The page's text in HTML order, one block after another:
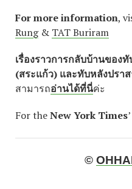
For more information,
Rung& TAT Buriram
เรื่องราวการกลับบ้านของ
(สระแก้ว) และทับหลังปรา
สามารถอ่านได้ที่นี่ค่ะ
For theNew York Times
©